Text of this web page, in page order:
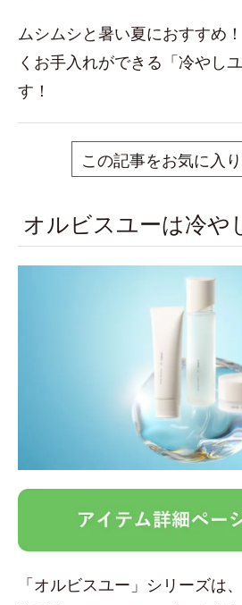
ムシムシと暑い夏におすすめ
くお手入れができる「冷やし
す！
この記事をお気に入
オルビスユーは冷や
「オルビスユー」シリーズは